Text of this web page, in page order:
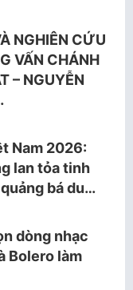
NGHIÊN CỨU
VẤN CHÁNH
– NGUYỄN
Nam 2026:
lan tỏa tinh
bá du…
dòng nhạc
Bolero làm